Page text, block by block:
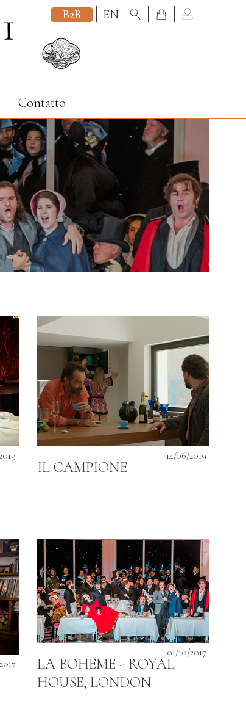
B2B EN
Contatto
14/06/2019
IL CAMPIONE
01/10/2017
LA BOHEME - ROYAL
HOUSE, LONDON